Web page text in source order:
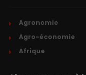
Agronomie
Agro-économie
Afrique